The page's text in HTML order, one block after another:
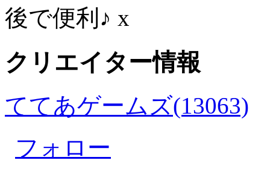
後で便利♪ x
クリエイター情報
ててあゲームズ(13063)
フォロー